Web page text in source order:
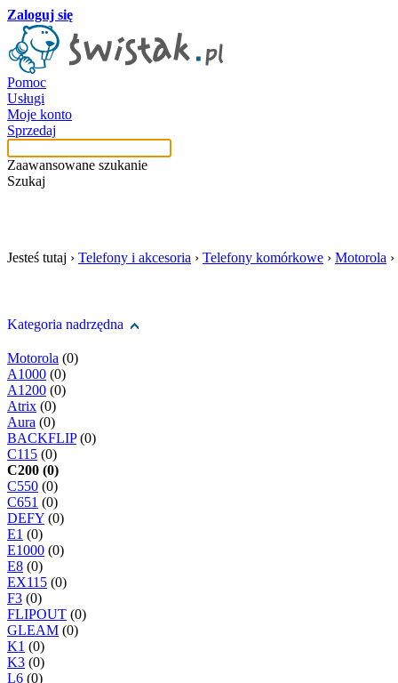
Zaloguj się
Pomoc
Usługi
Moje konto
Sprzedaj
Zaawansowane szukanie
Szukaj
Jesteś tutaj › Telefony i akcesoria › Telefony komórkowe › Motorola ›
Kategoria nadrzędna
Motorola (0)
A1000 (0)
A1200 (0)
Atrix (0)
Aura (0)
BACKFLIP(0)
C115 (0)
C200 (0)
C550 (0)
C651 (0)
DEFY (0)
E1 (0)
E1000 (0)
E8 (0)
EX115 (0)
F3 (0)
FLIPOUT (0)
GLEAM (0)
K1 (0)
K3 (0)
L6 (0)